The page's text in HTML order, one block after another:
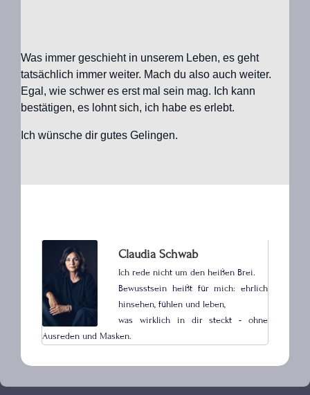
Was immer geschieht in unserem Leben, es geht
tatsächlich immer weiter. Mach du also auch weiter.
Egal, wie schwer es erst mal sein mag. Ich kann
bestätigen, es lohnt sich, ich habe es erlebt.
Ich wünsche dir gutes Gelingen.
Claudia Schwab
Ich rede nicht um den heißen Brei.
Bewusstsein heißt für mich: ehrlich
hinsehen, fühlen und leben,
was wirklich in dir steckt - ohne
Ausreden und Masken.